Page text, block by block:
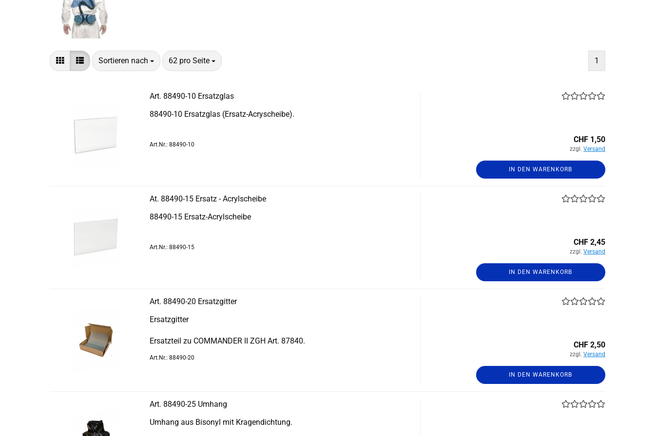
Sortieren nach
Sortieren nach 62 pro Seite
pro Seite 1
Art. 88490-​​10 Er­satz­glas
88490-​10 Er­satz­glas (Ersatz-​Acryscheibe).
Art.Nr.: 88490-10
CHF 1,50
zzgl. Versand
IN DEN WARENKORB
At. 88490-​​15 Er­satz - Acryl­schei­be
88490-​15 Ersatz-​Acrylscheibe
Art.Nr.: 88490-15
CHF 2,45
zzgl. Versand
IN DEN WARENKORB
Art. 88490-​​20 Er­satz­git­ter
Er­satz­git­ter
Er­satz­teil zu COM­MAN­DER II ZGH Art. 87840.
Art.Nr.: 88490-20
CHF 2,50
zzgl. Versand
IN DEN WARENKORB
Art. 88490-​​25 Um­hang
Um­hang aus Bi­sonyl mit Kra­gen­dich­tung.